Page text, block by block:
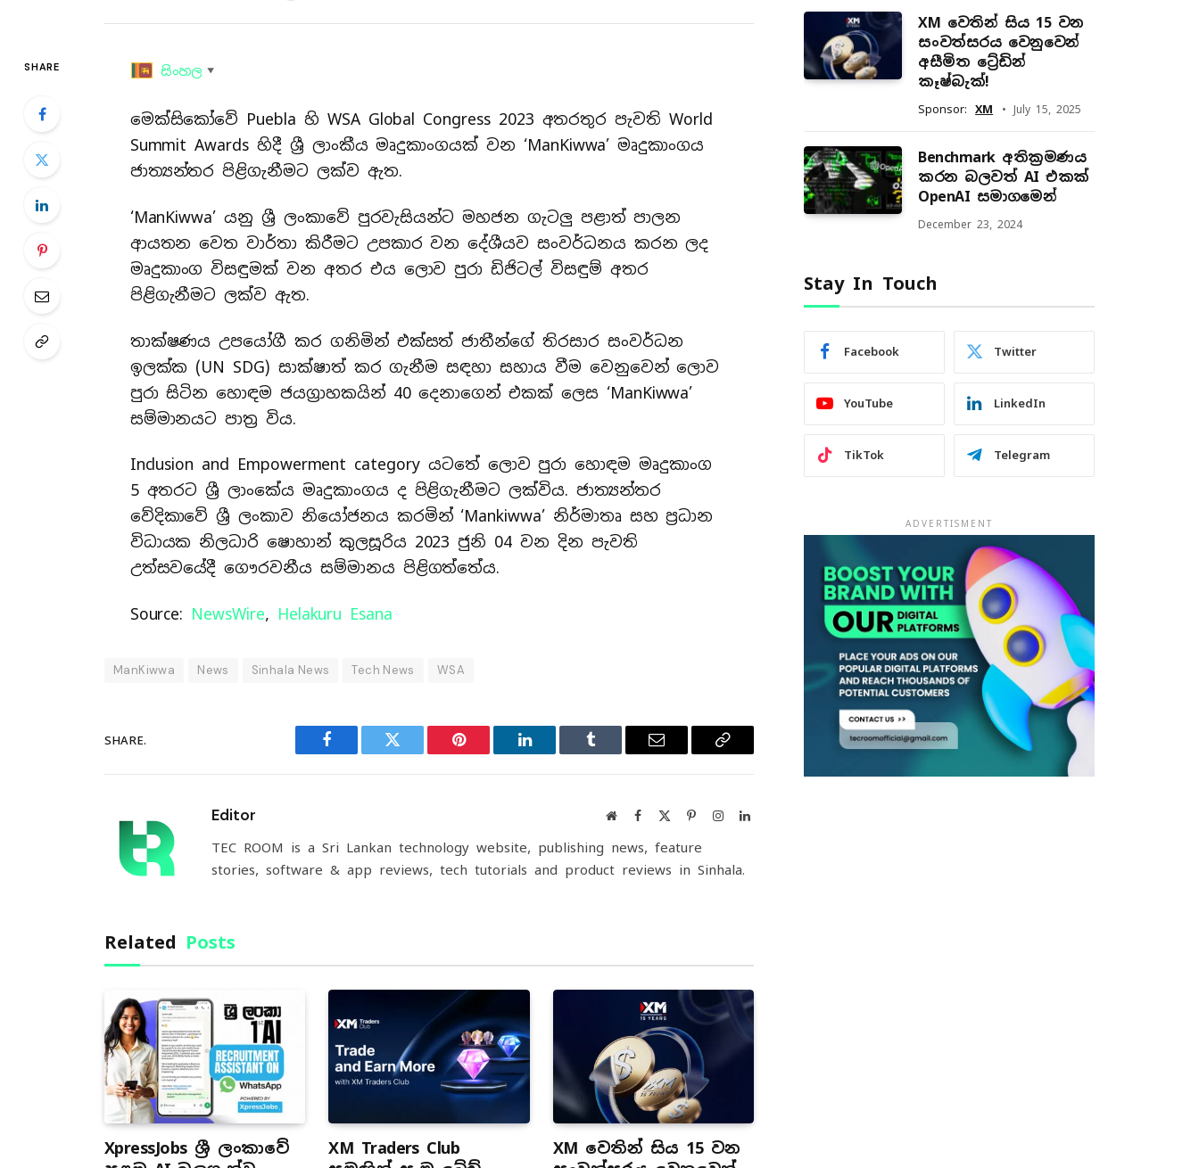
SHARE සිංහල ▼
මෙක්සිකෝවේ Puebla හි WSA Global Congress 2023 අතරතුර පැවති World
Summit Awards හිදී ශ්‍රී ලාංකීය මෘදුකාංගයක් වන ‘ManKiwwa’ මෘදුකාංගය
ජාත්‍යන්තර පිළිගැනීමට ලක්ව ඇත.
‘ManKiwwa’ යනු ශ්‍රී ලංකාවේ පුරවැසියන්ට මහජන ගැටලු පළාත් පාලන
ආයතන වෙත වාර්තා කිරීමට උපකාර වන දේශීයව සංවර්ධනය කරන ලද
මෘදුකාංග විසඳුමක් වන අතර එය ලොව පුරා ඩිජිටල් විසඳුම් අතර
පිළිගැනීමට ලක්ව ඇත.
තාක්ෂණය උපයෝගී කර ගනිමින් එක්සත් ජාතීන්ගේ තිරසාර සංවර්ධන
ඉලක්ක (UN SDG) සාක්ෂාත් කර ගැනීම සඳහා සහාය වීම වෙනුවෙන් ලොව
පුරා සිටින හොඳම ජයග්‍රාහකයින් 40 දෙනාගෙන් එකක් ලෙස ‘ManKiwwa’
සම්මානයට පාත්‍ර විය.
Inclusion and Empowerment category යටතේ ලොව පුරා හොඳම මෘදුකාංග
5 අතරට ශ්‍රී ලාංකේය මෘදුකාංගය ද පිළිගැනීමට ලක්විය. ජාත්‍යන්තර
වේදිකාවේ ශ්‍රී ලංකාව නියෝජනය කරමින් ‘Mankiwwa’ නිර්මාතෘ සහ ප්‍රධාන
විධායක නිලධාරි ෂොහාන් කුලසූරිය 2023 ජුනි 04 වන දින පැවති
උත්සවයේදී ගෞරවනීය සම්මානය පිළිගත්තේය.
Source: NewsWire, Helakuru Esana
ManKiwwa News Sinhala News Tech News WSA
SHARE.
Facebook Twitter Pinterest LinkedIn Tumblr Email
Copy
Editor WebsiteFacebook PinterestInstagramLinkedIn
TEC ROOM is a Sri Lankan technology website, publishing news, feature
stories, software & app reviews, tech tutorials and product reviews in Sinhala.
Related Posts
XpressJobs ශ්‍රී ලංකාවේ
XM Traders Club
XM වෙතින් සිය 15 වන
XM වෙතින් සිය 15 වන
සංවත්සරය වෙනුවෙන්
අසීමිත ට්‍රේඩින්
කෑෂ්බැක්!
Sponsor: XM July 15, 2025
Benchmark අතික්‍රමණය
කරන බලවත් AI එකක්
OpenAI සමාගමෙන්
December 23, 2024
Stay In Touch
Facebook Twitter
YouTube LinkedIn
TikTok Telegram
ADVERTISMENT